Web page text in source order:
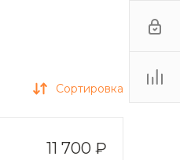
Сортировка
11 700 ₽